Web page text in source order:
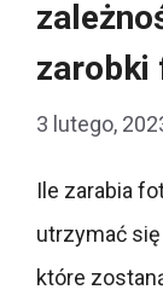
zarobki
3 lutego,
Ile zarabia
utrzymać
które